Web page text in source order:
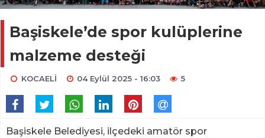
Başiskele’de spor kulüplerine
malzeme desteği
KOCAELİ 04 Eylül 2025 - 16:03 5
Başiskele Belediyesi, ilçedeki amatör spor